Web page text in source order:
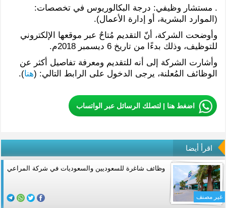
. مستشار وظيفي: درجة البكالوريوس في تخصصات:
(الموارد البشرية، أو إدارة الأعمال).
وأوضحت الشركة، أنّ التقديم مُتاحٌ عبر موقعها الإلكتروني
للتوظيف، وذلك بدءًا من تاريخ 6 ديسمبر 2018م.
وأشارت الشركة إلى أنه للتقديم ومعرفة تفاصيل أكثر عن
الوظائف المُعلنة، يرجى الدخول على الرابط التالي: (هنا).
اضغط هنا | لتصلك الرسائل عبر الواتساب
اقرأ أيضا
غير مصنف
وظائف شاغرة للسعوديين والسعوديات في شركة المراعي